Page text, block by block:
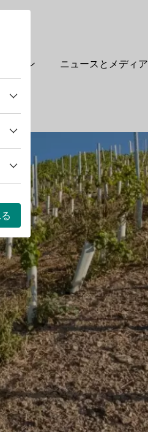
ワイン ニュースとメディア